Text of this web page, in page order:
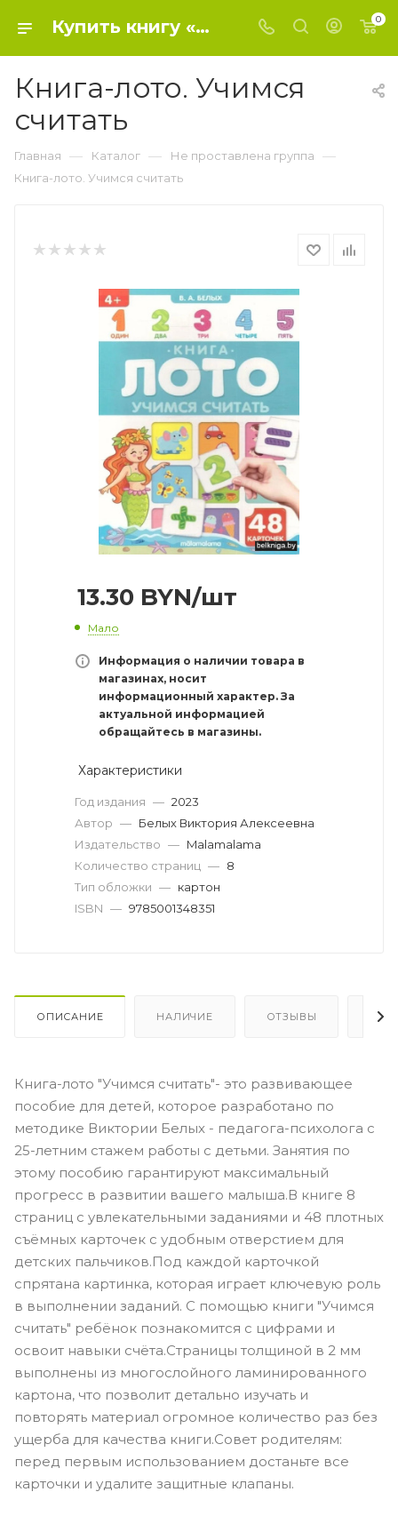
Купить книгу «Книга-лото. Учимся считать» 2023, Белых Виктория Алексеевна - Не проставлена группа 0
Книга-лото. Учимся
считать
Главная — Каталог — Не проставлена группа —
Книга-лото. Учимся считать
13.30 BYN/шт
Мало
Информация о наличии товара в
магазинах, носит
информационный характер. За
актуальной информацией
обращайтесь в магазины.
Характеристики
Год издания — 2023
Автор — Белых Виктория Алексеевна
Издательство — Malamalama
Количество страниц — 8
Тип обложки — картон
ISBN — 9785001348351
ОПИСАНИЕ НАЛИЧИЕ ОТЗЫВЫ
Книга-лото "Учимся считать"- это развивающее
пособие для детей, которое разработано по
методике Виктории Белых - педагога-психолога с
25-летним стажем работы с детьми. Занятия по
этому пособию гарантируют максимальный
прогресс в развитии вашего малыша.В книге 8
страниц с увлекательными заданиями и 48 плотных
съёмных карточек с удобным отверстием для
детских пальчиков.Под каждой карточкой
спрятана картинка, которая играет ключевую роль
в выполнении заданий. С помощью книги "Учимся
считать" ребёнок познакомится с цифрами и
освоит навыки счёта.Страницы толщиной в 2 мм
выполнены из многослойного ламинированного
картона, что позволит детально изучать и
повторять материал огромное количество раз без
ущерба для качества книги.Совет родителям:
перед первым использованием достаньте все
карточки и удалите защитные клапаны.